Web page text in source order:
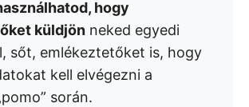
hogy
küldjön neked egyedi
sőt, emlékeztetőket is, hogy
kell elvégezni a
során.